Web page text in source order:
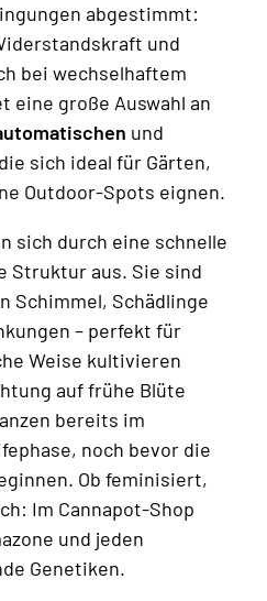
abgestimmt:
und
bei wechselhaftem
eine große Auswahl an
und
sich ideal für Gärten,
Outdoor-Spots eignen.
sich durch eine schnelle
Struktur aus. Sie sind
Schimmel, Schädlinge
– perfekt für
Weise kultivieren
auf frühe Blüte
bereits im
noch bevor die
Ob feminisiert,
Im Cannapot-Shop
und jeden
Genetiken.